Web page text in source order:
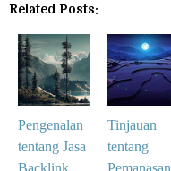
Related Posts:
Pengenalan
tentang Jasa
Backlink
Tinjauan
tentang
Pemanasan